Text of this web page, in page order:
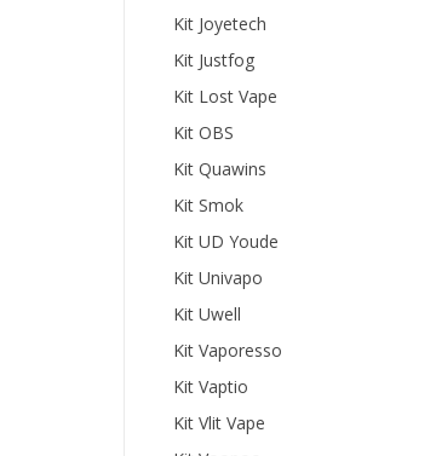
Kit Joyetech
Kit Justfog
Kit Lost Vape
Kit OBS
Kit Quawins
Kit Smok
Kit UD Youde
Kit Univapo
Kit Uwell
Kit Vaporesso
Kit Vaptio
Kit Vlit Vape